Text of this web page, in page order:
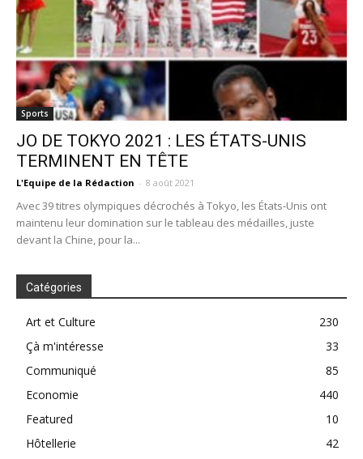
Sports
JO DE TOKYO 2021 : LES ÉTATS-UNIS
TERMINENT EN TÊTE
L'Equipe de la Rédaction - 8 août 2021
Avec 39 titres olympiques décrochés à Tokyo, les États-Unis ont
maintenu leur domination sur le tableau des médailles, juste
devant la Chine, pour la...
Catégories
Art et Culture
230
Çà m'intéresse
33
Communiqué
85
Economie
440
Featured
10
Hôtellerie
42